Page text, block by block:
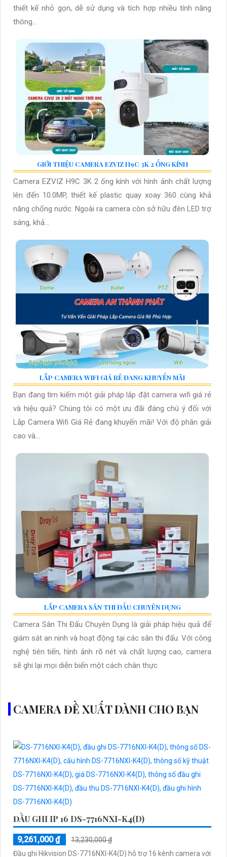
thiết kế nhỏ gọn, dễ sử dụng và tích hợp nhiều tính năng
thông...
GIỚI THIỆU CAMERA EZVIZ H9C 3K 2 ỐNG KÍNH
Camera EZVIZ H9C 3K 2 ống kính với hình ảnh chất lượng
lên đến 10.0MP, thiết kế plastic quay xoay 360 cùng khả
năng chống nước. Ngoài ra camera còn sở hữu đèn LED trợ
sáng, khả...
LẮP CAMERA WIFI GIÁ RẺ ĐANG KHUYẾN MÃI
Bạn đang tìm kiếm một giải pháp lắp đặt camera wifi giá rẻ
và hiệu quả? Chúng tôi có một ưu đãi đáng chú ý đối với
Lắp Camera Wifi Giá Rẻ đang khuyến mãi! Với độ phân giải
cao và...
LẮP CAMERA SÂN THI ĐẤU CHUYÊN DỤNG
Camera Sân Thi Đấu Chuyên Dụng là giải pháp hiệu quả để
giám sát an ninh và hoạt động tại các sân thi đấu. Với công
nghệ tiên tiến, hình ảnh rõ nét và chất lượng cao, camera
sẽ ghi lại mọi diễn biến một cách chân thực
CAMERA ĐỀ XUẤT DÀNH CHO BẠN
ĐẦU GHI IP 16 DS-7716NXI-K4(D)
9,261,000 ₫
13,230,000 ₫
Đầu ghi Hikvision DS-7716NXI-K4(D) hỗ trợ 16 kênh camera với